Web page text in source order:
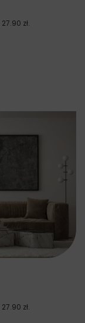
27.90 zł.
27.90 zł.